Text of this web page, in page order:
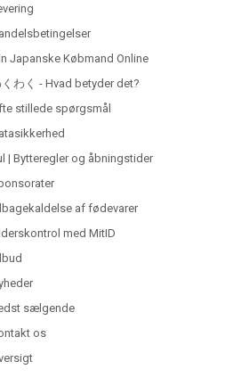
Japanske Købmand Online
くわく - Hvad betyder det?
stillede spørgsmål
| Bytteregler og åbningstider
af fødevarer
med MitID
sælgende
os